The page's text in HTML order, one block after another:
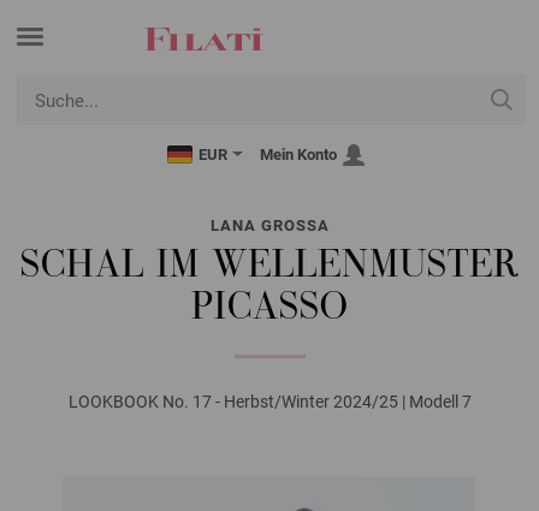
EUR Mein Konto
LANA GROSSA
SCHAL IM WELLENMUSTER
PICASSO
LOOKBOOK No. 17 - Herbst/Winter 2024/25 | Modell 7